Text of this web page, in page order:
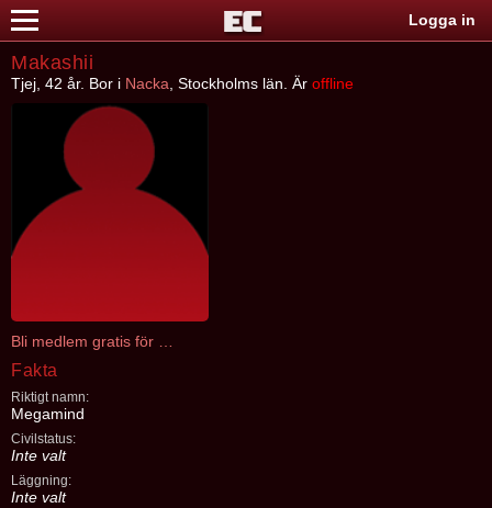
Logga in
Makashii
Tjej, 42 år. Bor i Nacka , Stockholms län. Är offline
Fakta
Riktigt namn:
Megamind
Civilstatus:
Inte valt
Läggning:
Inte valt